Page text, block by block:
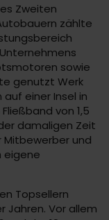
Zweiten
zählte
sowie
genutzt Werk
einer Insel in
von 1,5
damaligen Zeit
Mitbewerber und
eigene
Topsellern
Jahren. Vor allem